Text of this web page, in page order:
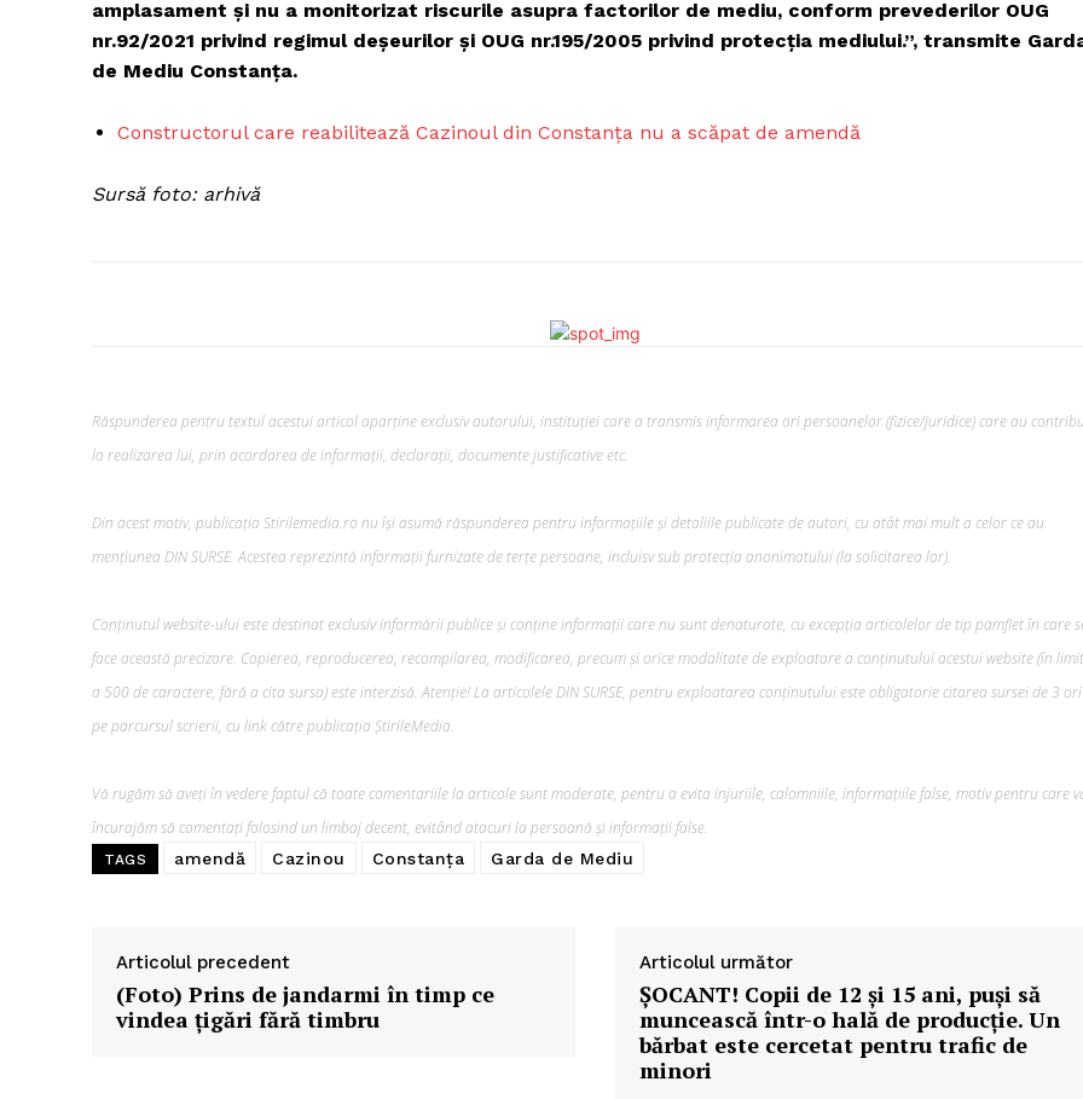
Pentru și mai mult
ABONEAZĂ-TE ACUM
StirileMedia.ro
Contactați-ne
Fii reporter
Politica cookie-uri
amplasament şi nu a monitorizat riscurile asupra factorilor de mediu, conform prevederilor OUG
nr.92/2021 privind regimul deşeurilor şi OUG nr.195/2005 privind protecţia mediului.”, transmite
de Mediu Constanța.
Constructorul care reabilitează Cazinoul din Constanța nu a scăpat de amendă
Sursă foto: arhivă
Răspunderea pentru textul acestui articol aparține exclusiv autorului, instituției care a transmis informarea ori persoanelor (fizice/juridice) care au
la realizarea lui, prin acordarea de informații, declarații, documente justificative etc.
Din acest motiv, publicația Stirilemedia.ro nu își asumă răspunderea pentru informațiile și detaliile publicate de autori, cu atât mai mult a celor ce au
mențiunea DIN SURSE. Acestea reprezintă informații furnizate de terțe persoane, incluisv sub protecția anonimatului (la solicitarea lor).
Conținutul website-ului este destinat exclusiv informării publice și conține informații care nu sunt denaturate, cu excepția articolelor de tip pamflet în care
face această precizare. Copierea, reproducerea, recompilarea, modificarea, precum şi orice modalitate de exploatare a conținutului acestui website (în
a 500 de caractere, fără a cita sursa) este interzisă. Atenție! La articolele DIN SURSE, pentru exploatarea conținutului este obligatorie citarea sursei de 3 ori
pe parcursul scrierii, cu link către publicația ȘtirileMedia.
Vă rugăm să aveți în vedere faptul că toate comentariile la articole sunt moderate, pentru a evita injuriile, calomniile, informațiile false, motiv pentru care
încurajăm să comentați folosind un limbaj decent, evitând atacuri la persoană și informații false.
TAGS amendă Cazinou Constanța Garda de Mediu
Articolul precedent
(Foto) Prins de jandarmi în timp ce
vindea țigări fără timbru
Articolul următor
ȘOCANT! Copii de 12 și 15 ani, puși să
muncească într-o hală de producție. Un
bărbat este cercetat pentru trafic de
minori